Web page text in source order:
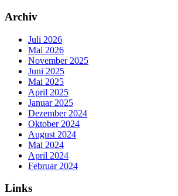
Archiv
Juli 2026
Mai 2026
November 2025
Juni 2025
Mai 2025
April 2025
Januar 2025
Dezember 2024
Oktober 2024
August 2024
Mai 2024
April 2024
Februar 2024
Links